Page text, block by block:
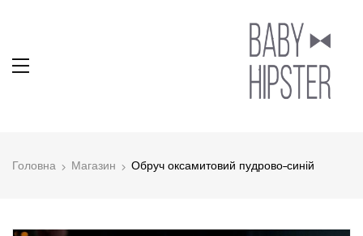
Головна Магазин Обруч оксамитовий пудрово-синій